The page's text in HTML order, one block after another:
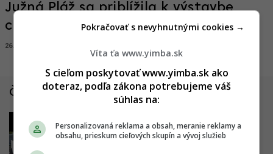
Južná Pláž sa priblížila k výstavbe,
chýba posledné povolenie
26.03.2026, 12:19
Články zo Slovenska
2
Víta ťa www.yimba.sk
S cieľom poskytovať www.yimba.sk ako
doteraz, podľa zákona potrebujeme váš
súhlas na:
Personalizovaná reklama a obsah, meranie reklamy a
obsahu, prieskum cieľových skupín a vývoj služieb
Pokračovať s nevyhnutnými cookies →